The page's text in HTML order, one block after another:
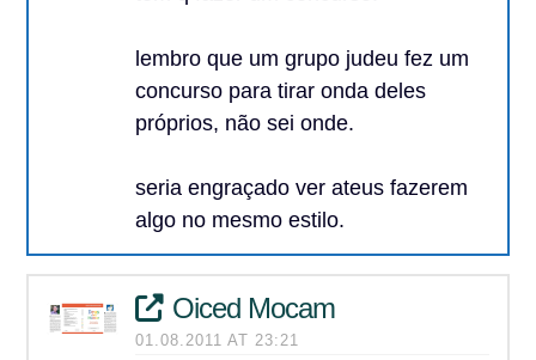
lembro que um grupo judeu fez um
concurso para tirar onda deles
próprios, não sei onde.
seria engraçado ver ateus fazerem
algo no mesmo estilo.
Oiced Mocam
01.08.2011 AT 23:21